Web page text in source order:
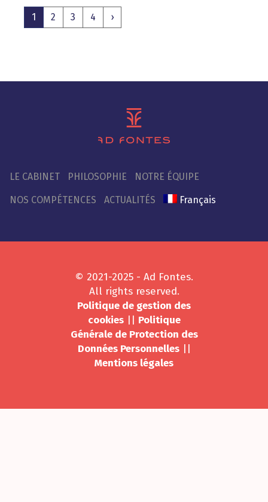
1 2 3 4 ›
LE CABINET PHILOSOPHIE NOTRE ÉQUIPE
NOS COMPÉTENCES ACTUALITÉS Français
© 2021-2025 - Ad Fontes.
All rights reserved.
Politique de gestion des
cookies|| Politique
Générale de Protection des
Données Personnelles||
Mentions légales